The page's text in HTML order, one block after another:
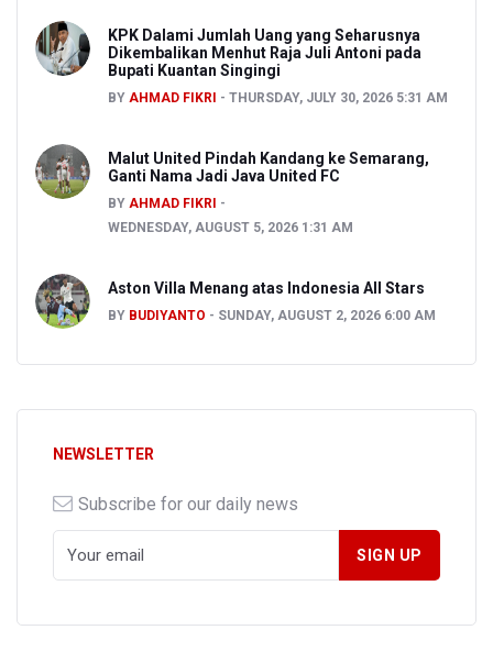
KPK Dalami Jumlah Uang yang Seharusnya
Dikembalikan Menhut Raja Juli Antoni pada
Bupati Kuantan Singingi
BY AHMAD FIKRI THURSDAY, JULY 30, 2026 5:31 AM
Malut United Pindah Kandang ke Semarang,
Ganti Nama Jadi Java United FC
BY AHMAD FIKRI
WEDNESDAY, AUGUST 5, 2026 1:31 AM
Aston Villa Menang atas Indonesia All Stars
BY BUDIYANTO SUNDAY, AUGUST 2, 2026 6:00 AM
NEWSLETTER
Subscribe for our daily news